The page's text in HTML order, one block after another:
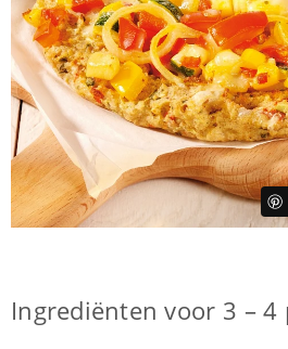
Ingrediënten voor 3 – 4